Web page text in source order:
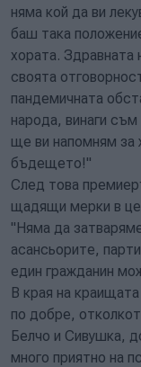
няма кой да ви
баш така
хората. Здравната
своята
пандемичната
народа, винаги
ще ви напомням за
бъдещето!"
След това
щадящи мерки в
"Няма да
асансьорите,
един гражданин
В края на
по добре,
Белчо и Сивушка,
много приятно на